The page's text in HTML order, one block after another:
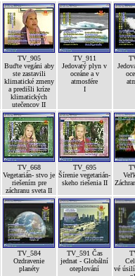
TV_905
Buďte vegáni aby
ste zastavili
klimatické zmeny
a predišli kríze
klimatických
utečencov II
TV_911
Jedovatý plyn v
oceáne a v
atmosfére
I
TV_668
Vegetarián- stvo je
riešením pre
záchranu sveta II
TV_695
Šírenie vegetarián-
skeho riešenia II
TV_584
Ozdravenie
planéty
TV_591 Čas
jednat - Globální
oteplování
vé úsilí